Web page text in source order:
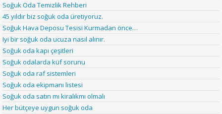
Soğuk Oda Temizlik Rehberi
45 yıldır biz soğuk oda üretiyoruz.
Soğuk Hava Deposu Tesisi Kurmadan önce…
Iyi bir soğuk oda ucuza nasıl alınır.
Soğuk oda kapı çeşitleri
Soğuk odalarda küf sorunu
Soğuk oda raf sistemleri
Soğuk oda ekipmanı listesi
Soğuk oda satın mı kiralıkmı olmalı
Her bütçeye uygun soğuk oda